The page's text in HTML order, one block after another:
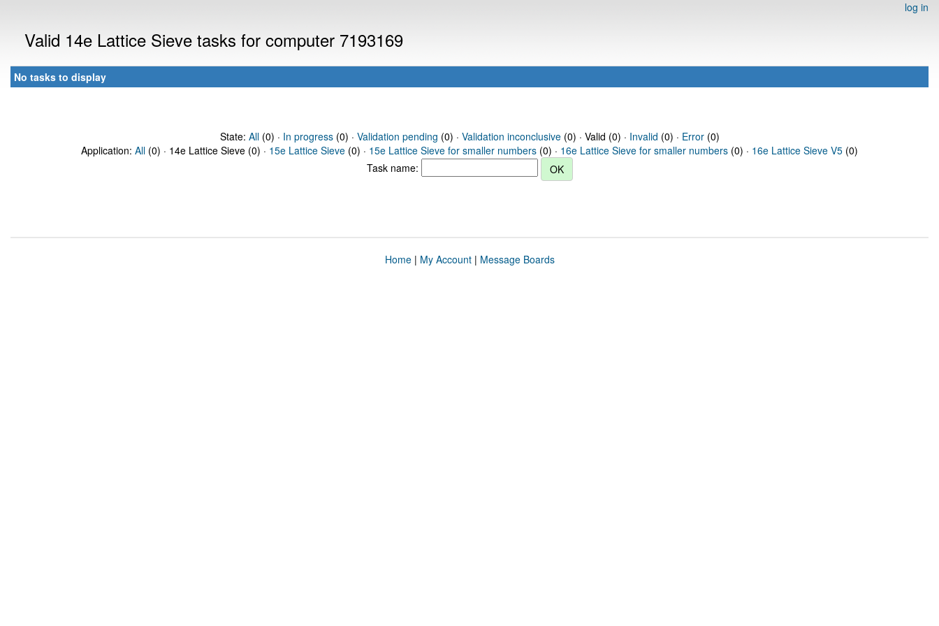
log in
Valid 14e Lattice Sieve tasks for computer 7193169
No tasks to display
State: All(0) · In progress(0) · Validation pending (0) · Validation inconclusive(0) · Valid (0) · Invalid (0) · Error(0)
Application: All (0) · 14e Lattice Sieve (0) · 15e Lattice Sieve (0) · 15e Lattice Sieve for smaller numbers (0) · 16e Lattice Sieve for smaller numbers (0) · 16e Lattice Sieve V5 (0)
Task name:
Home| My Account| Message Boards